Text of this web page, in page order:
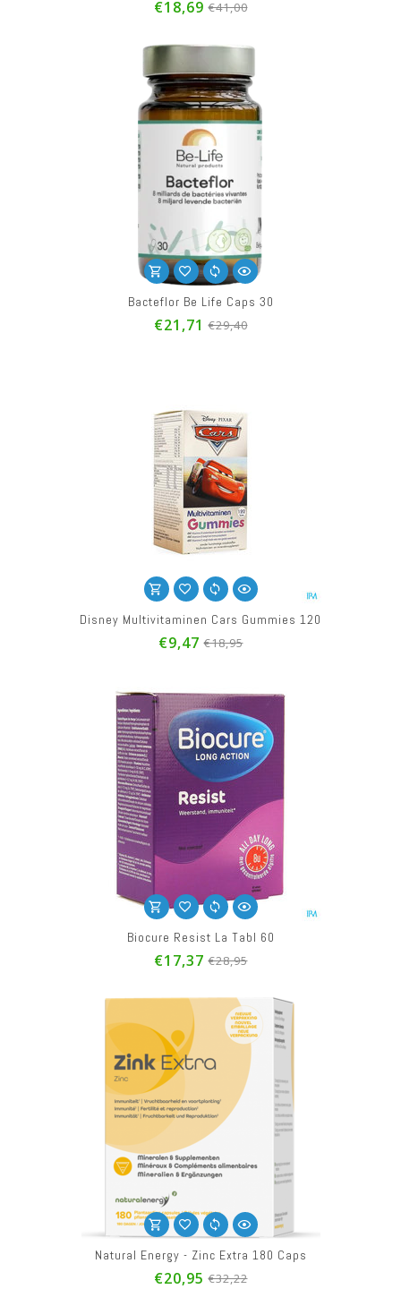
€18,69 €41,00
Bacteflor Be Life Caps 30
€21,71 €29,40
Disney Multivitaminen Cars Gummies 120
€9,47 €18,95
Biocure Resist La Tabl 60
€17,37 €28,95
Natural Energy - Zinc Extra 180 Caps
€20,95 €32,22